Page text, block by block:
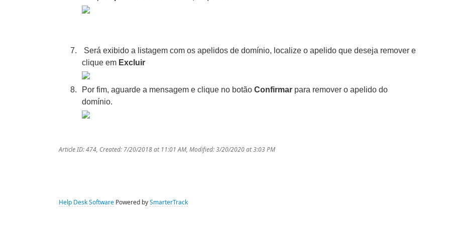
Será exibido a listagem com os apelidos de domínio, localize o apelido que deseja remover e
clique em Excluir
Por fim, aguarde a mensagem e clique no botãoConfirmar para remover o apelido do
domínio.
Article ID: 474 Created: 7/20/2018 at 11:01 AM Modified: 3/20/2020 at 3:03 PM
Help Desk Software Powered by SmarterTrack